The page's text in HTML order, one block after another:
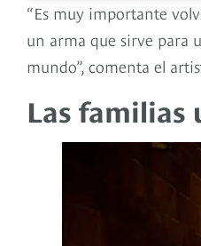
“Es muy importante
un arma que sirve para
mundo”, comenta el
Las familias